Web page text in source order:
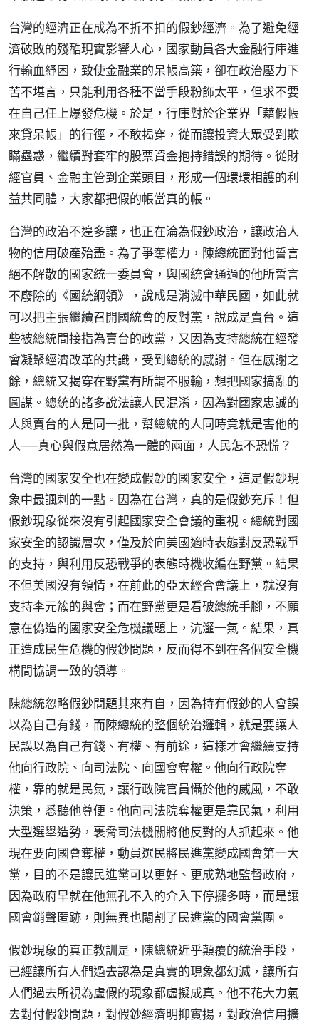
台灣的經濟正在成為不折不扣的假鈔經濟。為了避免經
濟破敗的殘酷現實影響人心，國家動員各大金融行庫進
行輸血紓困，致使金融業的呆帳高築，卻在政治壓力下
苦不堪言，只能利用各種不當手段粉飾太平，但求不要
在自己任上爆發危機。於是，行庫對於企業界「藉假帳
來貸呆帳」的行徑，不敢揭穿，從而讓投資大眾受到欺
瞞蠱惑，繼續對套牢的股票資金抱持錯誤的期待。從財
經官員、金融主管到企業頭目，形成一個環環相護的利
益共同體，大家都把假的帳當真的帳。
台灣的政治不遑多讓，也正在淪為假鈔政治，讓政治人
物的信用破產殆盡。為了爭奪權力，陳總統面對他誓言
絕不解散的國家統一委員會，與國統會通過的他所誓言
不廢除的《國統綱領》，說成是消滅中華民國，如此就
可以把主張繼續召開國統會的反對黨，說成是賣台。這
些被總統間接指為賣台的政黨，又因為支持總統在經發
會凝聚經濟改革的共識，受到總統的感謝。但在感謝之
餘，總統又揭穿在野黨有所謂不服輸，想把國家搞亂的
圖謀。總統的諸多說法讓人民混淆，因為對國家忠誠的
人與賣台的人是同一批，幫總統的人同時竟就是害他的
人──真心與假意居然為一體的兩面，人民怎不恐慌？
台灣的國家安全也在變成假鈔的國家安全，這是假鈔現
象中最諷刺的一點。因為在台灣，真的是假鈔充斥！但
假鈔現象從來沒有引起國家安全會議的重視。總統對國
家安全的認識層次，僅及於向美國適時表態對反恐戰爭
的支持，與利用反恐戰爭的表態時機收編在野黨。結果
不但美國沒有領情，在前此的亞太經合會議上，就沒有
支持李元簇的與會；而在野黨更是看破總統手腳，不願
意在偽造的國家安全危機議題上，沆瀣一氣。結果，真
正造成民生危機的假鈔問題，反而得不到在各個安全機
構間協調一致的領導。
陳總統忽略假鈔問題其來有自，因為持有假鈔的人會誤
以為自己有錢，而陳總統的整個統治邏輯，就是要讓人
民誤以為自己有錢、有權、有前途，這樣才會繼續支持
他向行政院、向司法院、向國會奪權。他向行政院奪
權，靠的就是民氣，讓行政院官員懾於他的威風，不敢
決策，悉聽他尊便。他向司法院奪權更是靠民氣，利用
大型選舉造勢，裹脅司法機關將他反對的人抓起來。他
現在要向國會奪權，動員選民將民進黨變成國會第一大
黨，目的不是讓民進黨可以更好、更成熟地監督政府，
因為政府早就在他無孔不入的介入下停擺多時，而是讓
國會銷聲匿跡，則無異也閹割了民進黨的國會黨團。
假鈔現象的真正教訓是，陳總統近乎顛覆的統治手段，
已經讓所有人們過去認為是真實的現象都幻滅，讓所有
人們過去所視為虛假的現象都虛擬成真。他不花大力氣
去對付假鈔問題，對假鈔經濟明抑實揚，對政治信用擴